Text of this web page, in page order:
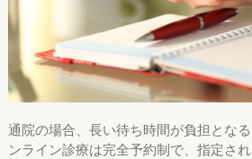
通院の場合、長い待ち時間が負担とな
ンライン診療は完全予約制で、指定さ